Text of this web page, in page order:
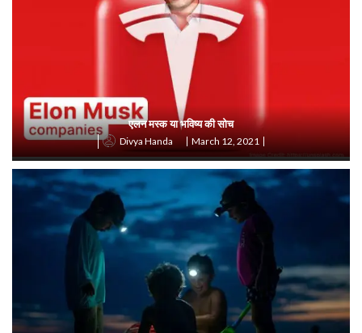
एलन मस्क या भविष्य की सोच
Divya Handa March 12, 2021